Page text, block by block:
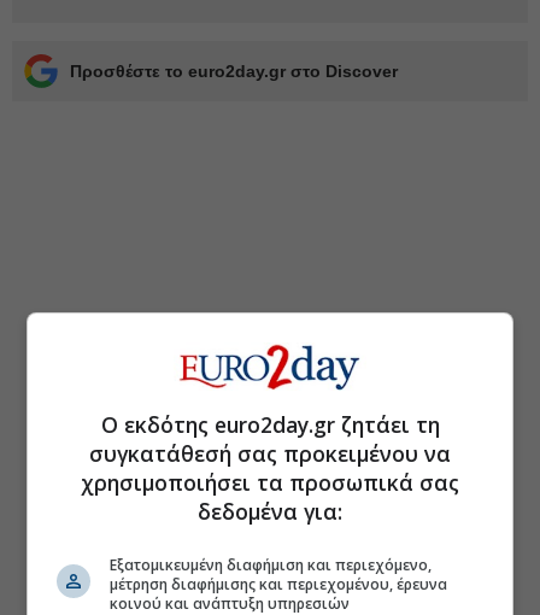
Προσθέστε το euro2day.gr στο Discover
Ο εκδότης euro2day.gr ζητάει τη
συγκατάθεσή σας προκειμένου να
χρησιμοποιήσει τα προσωπικά σας
δεδομένα για:
Εξατομικευμένη διαφήμιση και περιεχόμενο,
μέτρηση διαφήμισης και περιεχομένου, έρευνα
κοινού και ανάπτυξη υπηρεσιών